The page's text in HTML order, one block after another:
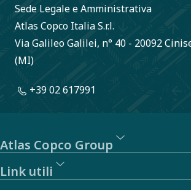
Sede Legale e Amministrativa
Atlas Copco Italia S.r.l.
Via Galileo Galilei, n° 40 - 20092
(MI)
+39 02 617991
Atlas Copco Group
Link utili